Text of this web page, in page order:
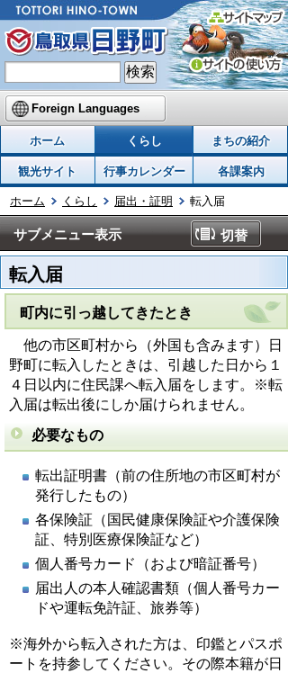
Foreign Languages
ホーム くらし まちの紹介
観光サイト 行事カレンダー 各課案内
ホーム くらし 届出・証明 転入届
サブメニュー表示 切替
転入届
町内に引っ越してきたとき
他の市区町村から（外国も含みます）日
野町に転入したときは、引越した日から１
４日以内に住民課へ転入届をします。※転
入届は転出後にしか届けられません。
必要なもの
転出証明書（前の住所地の市区町村が
発行したもの）
各保険証（国民健康保険証や介護保険
証、特別医療保険証など）
個人番号カード（および暗証番号）
届出人の本人確認書類（個人番号カー
ドや運転免許証、旅券等）
※海外から転入された方は、印鑑とパスポ
ートを持参してください。その際本籍が日